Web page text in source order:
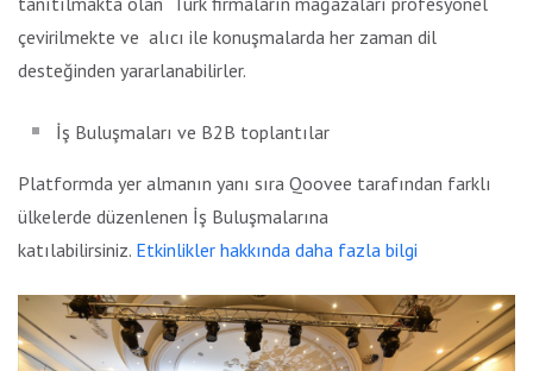
çevirilmekte ve alıcı ile konuşmalarda her zaman dil
desteğinden yararlanabilirler.
İş Buluşmaları ve B2B toplantılar
Platformda yer almanın yanı sıra Qoovee tarafından farklı
ülkelerde düzenlenen İş Buluşmalarına
katılabilirsiniz. Etkinlikler hakkında daha fazla bilgi